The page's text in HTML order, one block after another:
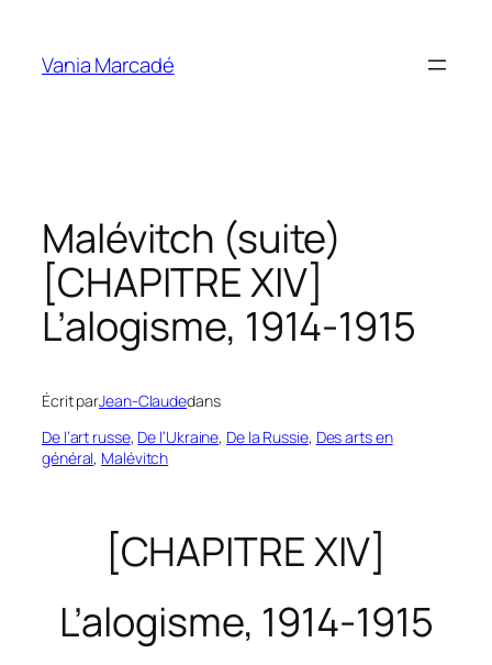
contenu
Vania Marcadé
Malévitch (suite)
[CHAPITRE XIV]
L’alogisme, 1914-1915
Écrit parJean-Claudedans
De l’art russe, De l’Ukraine, De la Russie, Des arts en
général, Malévitch
[CHAPITRE XIV]
L’alogisme, 1914-1915